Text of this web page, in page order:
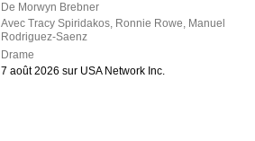
De Morwyn Brebner
AvecTracy Spiridakos, Ronnie Rowe, Manuel
Rodriguez-Saenz
Drame
7 août 2026 sur USA Network Inc.